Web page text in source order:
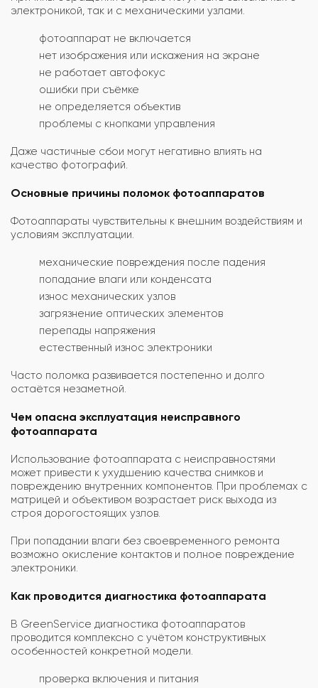
электроникой, так и с механическими узлами.
фотоаппарат не включается
нет изображения или искажения на экране
не работает автофокус
ошибки при съёмке
не определяется объектив
проблемы с кнопками управления
Даже частичные сбои могут негативно влиять на
качество фотографий.
Основные причины поломок фотоаппаратов
Фотоаппараты чувствительны к внешним воздействиям и
условиям эксплуатации.
механические повреждения после падения
попадание влаги или конденсата
износ механических узлов
загрязнение оптических элементов
перепады напряжения
естественный износ электроники
Часто поломка развивается постепенно и долго
остаётся незаметной.
Чем опасна эксплуатация неисправного
фотоаппарата
Использование фотоаппарата с неисправностями
может привести к ухудшению качества снимков и
повреждению внутренних компонентов. При проблемах с
матрицей и объективом возрастает риск выхода из
строя дорогостоящих узлов.
При попадании влаги без своевременного ремонта
возможно окисление контактов и полное повреждение
электроники.
Как проводится диагностика фотоаппарата
В GreenService диагностика фотоаппаратов
проводится комплексно с учётом конструктивных
особенностей конкретной модели.
проверка включения и питания